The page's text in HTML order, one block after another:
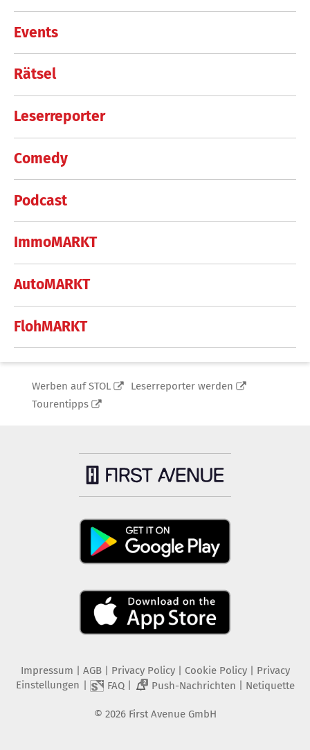
Events
Rätsel
Leserreporter
Comedy
Podcast
ImmoMARKT
AutoMARKT
FlohMARKT
Werben auf STOL
Leserreporter werden
Tourentipps
Impressum AGB Privacy Policy| Cookie Policy| Privacy
Einstellungen
FAQ| 2 Push-Nachrichten Netiquette
© 2026 First Avenue GmbH